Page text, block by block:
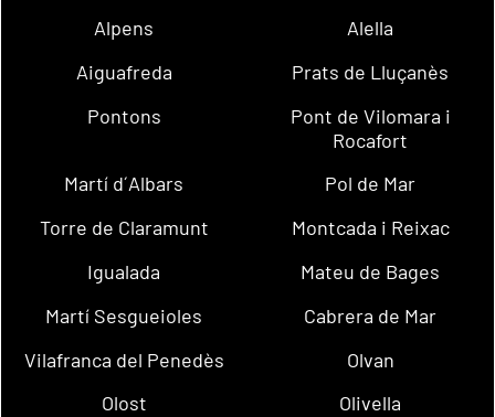
Alpens
Alella
Aiguafreda
Prats de Lluçanès
Pontons
Pont de Vilomara i
Rocafort
Martí d´Albars
Pol de Mar
Torre de Claramunt
Montcada i Reixac
Igualada
Mateu de Bages
Martí Sesgueioles
Cabrera de Mar
Vilafranca del Penedès
Olvan
Olost
Olivella